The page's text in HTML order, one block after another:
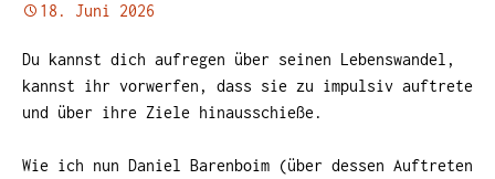
18. Juni 2026
Du kannst dich aufregen über seinen Lebenswandel,
kannst ihr vorwerfen, dass sie zu impulsiv auftrete
und über ihre Ziele hinausschieße.
Wie ich nun Daniel Barenboim (über dessen Auftreten